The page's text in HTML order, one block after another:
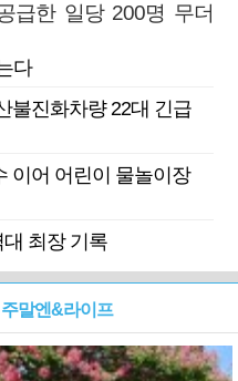
급한 일당 200명 무더
다
불진화차량 22대 긴급
이어 어린이 물놀이장
최장 기록
주말엔&라이프